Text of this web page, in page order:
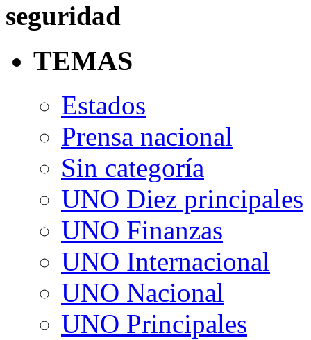
seguridad
TEMAS
Estados
Prensa nacional
Sin categoría
UNO Diez principales
UNO Finanzas
UNO Internacional
UNO Nacional
UNO Principales